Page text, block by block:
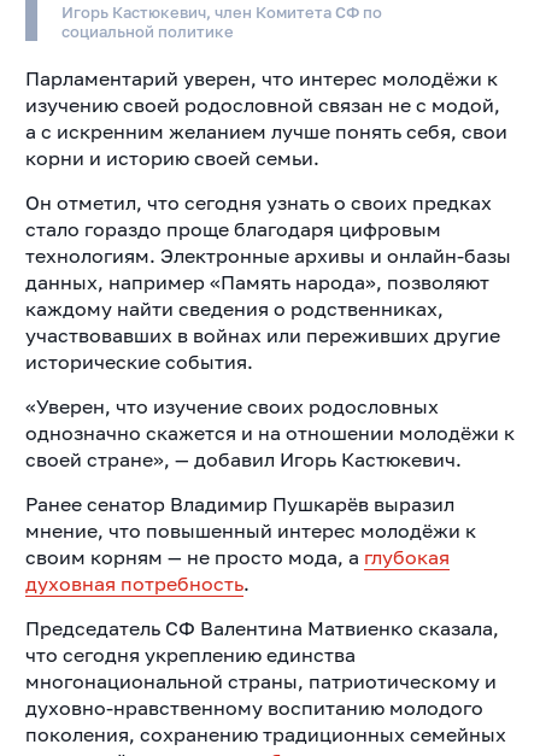
Игорь Кастюкевич, член Комитета СФ по
социальной политике
Парламентарий уверен, что интерес молодёжи к
изучению своей родословной связан не с модой,
а с искренним желанием лучше понять себя, свои
корни и историю своей семьи.
Он отметил, что сегодня узнать о своих предках
стало гораздо проще благодаря цифровым
технологиям. Электронные архивы и онлайн-базы
данных, например «Память народа», позволяют
каждому найти сведения о родственниках,
участвовавших в войнах или переживших другие
исторические события.
«Уверен, что изучение своих родословных
однозначно скажется и на отношении молодёжи к
своей стране», — добавил Игорь Кастюкевич.
Ранее сенатор Владимир Пушкарёв выразил
мнение, что повышенный интерес молодёжи к
своим корням — не просто мода, а глубокая
духовная потребность.
Председатель СФ Валентина Матвиенко сказала,
что сегодня укреплению единства
многонациональной страны, патриотическому и
духовно-нравственному воспитанию молодого
поколения, сохранению традиционных семейных